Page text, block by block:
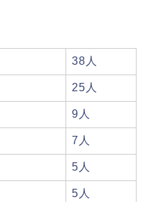
38人
25人
9人
7人
5人
5人